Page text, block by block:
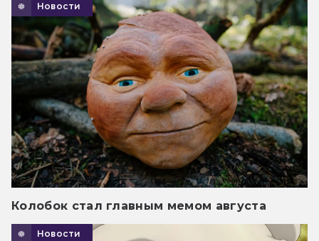
Новости
Колобок стал главным мемом августа
Новости